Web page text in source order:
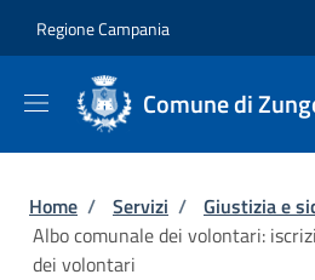
Regione Campania
Comune di
Briciole di pane
Home / Servizi / Giustizia e
Albo comunale dei volontari:
dei volontari